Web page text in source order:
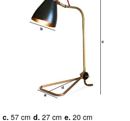
c. 57 cm d. 27 cm e. 20 cm